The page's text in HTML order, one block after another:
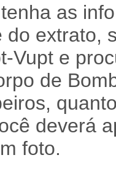
as
do extrato,
Vupt e
de
deverá
foto.